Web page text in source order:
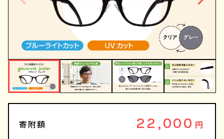
寄附額 22,000 円